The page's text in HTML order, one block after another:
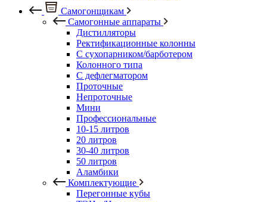
Самогонщикам
Самогонные аппараты
Дистилляторы
Ректификационные колонны
С сухопарником/барботером
Колонного типа
С дефлегматором
Проточные
Непроточные
Мини
Профессиональные
10-15 литров
20 литров
30-40 литров
50 литров
Аламбики
Комплектующие
Перегонные кубы